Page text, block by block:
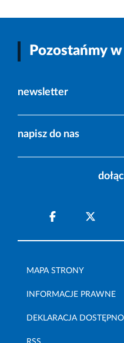
Pozostańmy
newsletter
napisz do nas
MAPA STRONY
INFORMACJE PRAWNE
DEKLARACJA